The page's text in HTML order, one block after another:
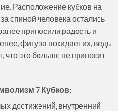
Расположение кубков на
спиной человека остались
приносили радость и
фигура покидает их, ведь
что это больше не приносит
7 Кубков:
достижений, внутренний